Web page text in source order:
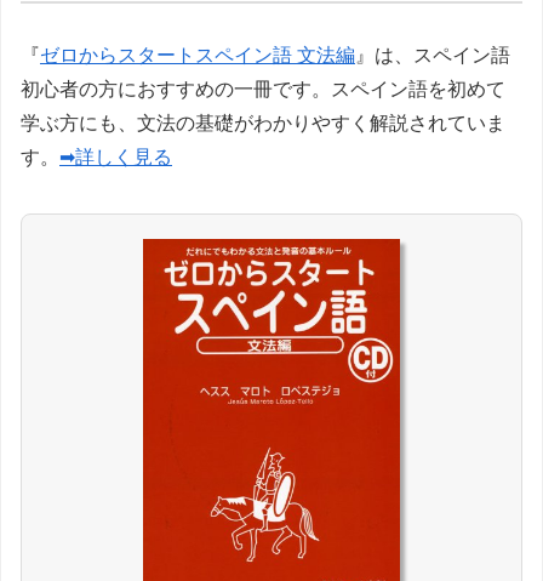
『ゼロからスタートスペイン語 文法編 』は、スペイン語
初心者の方におすすめの一冊です。スペイン語を初めて
学ぶ方にも、文法の基礎がわかりやすく解説されていま
す。 ➡詳しく見る